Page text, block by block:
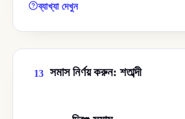
ব্যাখ্যা দেখুন
13 সমাস নির্ণয় করুন: শতাব্দী